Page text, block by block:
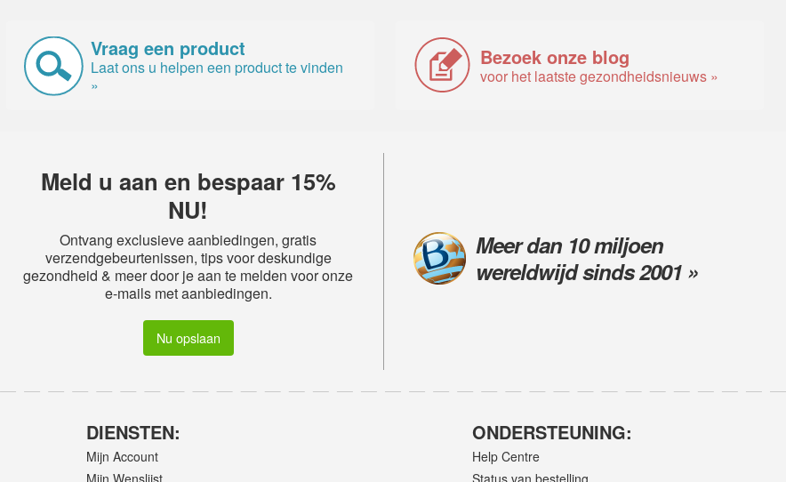
Vraag een product
Laat ons u helpen een product te vinden
»
Bezoek onze blog
voor het laatste gezondheidsnieuws »
Meld u aan en bespaar 15%
NU!
Ontvang exclusieve aanbiedingen, gratis
verzendgebeurtenissen, tips voor deskundige
gezondheid & meer door je aan te melden voor onze
e-mails met aanbiedingen.
Nu opslaan
Meer dan 10 miljoen
wereldwijd sinds 2001 »
DIENSTEN:
Mijn Account
ONDERSTEUNING:
Help Centre